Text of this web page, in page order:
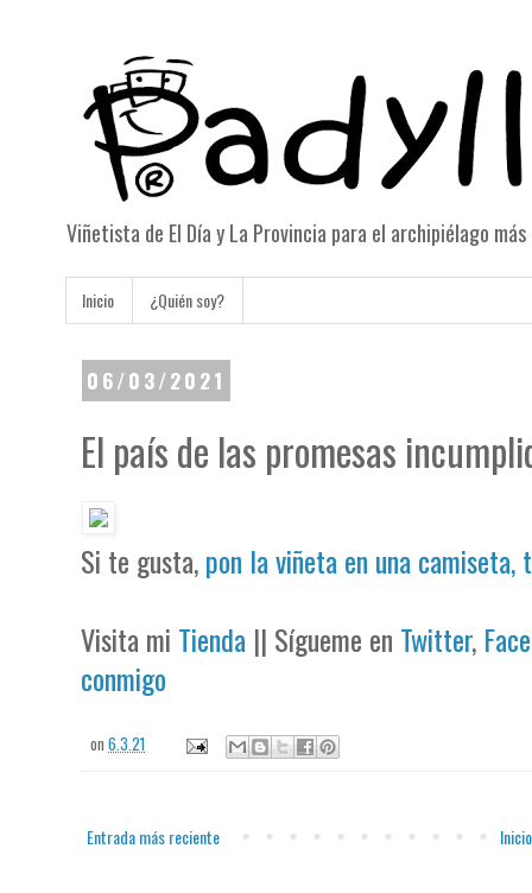
Viñetista de El Día y La Provincia para el archipiélago
Inicio ¿Quién soy?
06/03/2021
El país de las promesas
Si te gusta,pon la viñeta en una camiseta,
Visita mi Tienda || Sígueme en Twitter,
conmigo
on6.3.21
Entrada más reciente Inicio